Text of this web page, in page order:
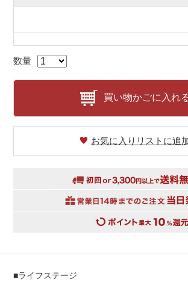
数量
買い物かごに入れ
お気に入りリストに追
■ライフステージ